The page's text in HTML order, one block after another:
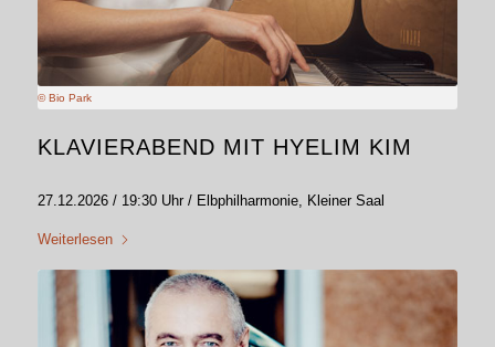
© Bio Park
KLAVIERABEND MIT HYELIM KIM
27.12.2026 / 19:30 Uhr / Elbphilharmonie, Kleiner Saal
Weiterlesen